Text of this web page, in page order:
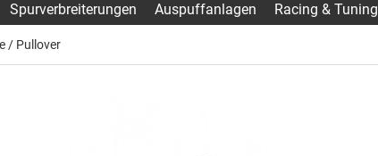
Spurverbreiterungen Auspuffanlagen Racing & Tuning
/ Pullover